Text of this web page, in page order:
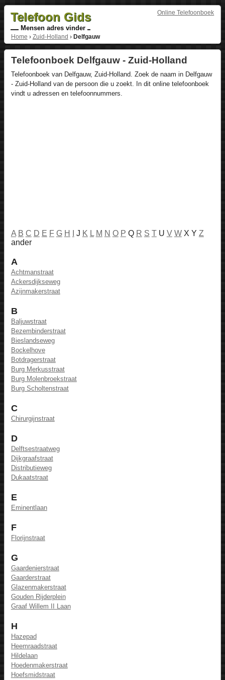
Online Telefoonboek
Telefoon Gids
Mensen adres vinder
Home › Zuid-Holland › Delfgauw
Telefoonboek Delfgauw - Zuid-Holland
Telefoonboek van Delfgauw, Zuid-Holland. Zoek de naam in Delfgauw
- Zuid-Holland van de persoon die u zoekt. In dit online telefoonboek
vindt u adressen en telefoonnummers.
A B C D E F G H J K L M N O P Q R S T U V WX Y Z
ander
A
Achtmanstraat
Ackersdijkseweg
Azijnmakerstraat
B
Baljuwstraat
Bezembinderstraat
Bieslandseweg
Bockelhove
Botdragerstraat
Burg Merkusstraat
Burg Molenbroekstraat
Burg Scholtenstraat
C
Chirurgijnstraat
D
Delftsestraatweg
Dijkgraafstraat
Distributieweg
Dukaatstraat
E
Eminentlaan
F
Florijnstraat
G
Gaardenierstraat
Gaarderstraat
Glazenmakerstraat
Gouden Rijderplein
Graaf Willem II Laan
H
Hazepad
Heemraadstraat
Hildelaan
Hoedenmakerstraat
Hoefsmidstraat